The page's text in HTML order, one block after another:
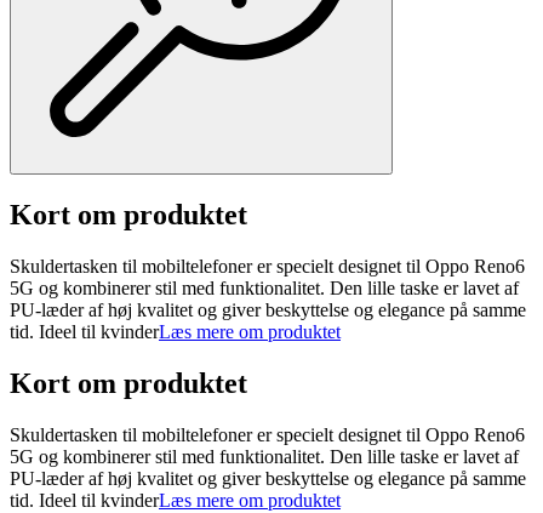
Kort om produktet
Skuldertasken til mobiltelefoner er specielt designet til Oppo Reno6
5G og kombinerer stil med funktionalitet. Den lille taske er lavet af
PU-læder af høj kvalitet og giver beskyttelse og elegance på samme
tid. Ideel til kvinderLæs mere om produktet
Kort om produktet
Skuldertasken til mobiltelefoner er specielt designet til Oppo Reno6
5G og kombinerer stil med funktionalitet. Den lille taske er lavet af
PU-læder af høj kvalitet og giver beskyttelse og elegance på samme
tid. Ideel til kvinderLæs mere om produktet